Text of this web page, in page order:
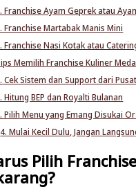
Franchise Ayam Geprek atau
Franchise Martabak Manis Mini
Franchise Nasi Kotak atau
Memilih Franchise Kuliner
Cek Sistem dan Support dari
Hitung BEP dan Royalti Bulanan
Pilih Menu yang Emang Disukai
4. Mulai Kecil Dulu, Jangan
Pilih